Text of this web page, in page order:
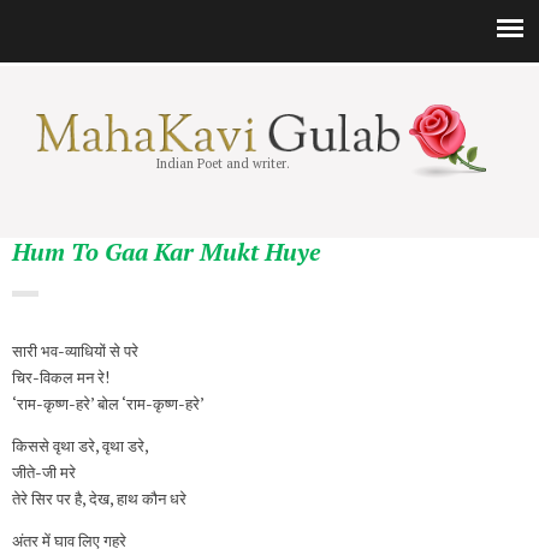
Indian Poet and writer.
Hum To Gaa Kar Mukt Huye
सारी भव-व्याधियों से परे
चिर-विकल मन रे!
‘राम-कृष्ण-हरे’ बोल ‘राम-कृष्ण-हरे’
किससे वृथा डरे, वृथा डरे,
जीते-जी मरे
तेरे सिर पर है, देख, हाथ कौन धरे
अंतर में घाव लिए गहरे